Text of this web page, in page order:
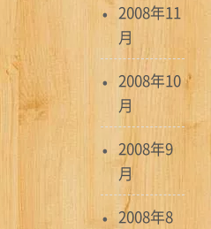
2008年11
月
2008年10
月
2008年9
月
2008年8